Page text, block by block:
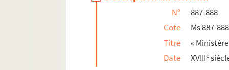
N°
887-888
Cote
Ms 887-888
Titre
«
Date
XVIIIe